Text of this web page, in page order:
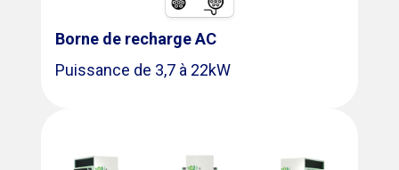
Borne de recharge AC
Puissance de 3,7 à 22kW